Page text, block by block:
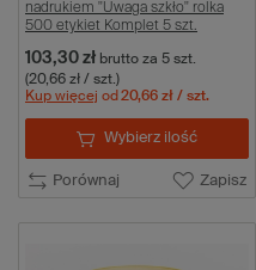
nadrukiem "Uwaga szkło" rolka
500 etykiet Komplet 5 szt.
103,30 zł brutto za 5 szt.
(20,66 zł / szt.)
Kup więcej od 20,66 zł / szt.
Porównaj Zapisz
Wybierz ilość